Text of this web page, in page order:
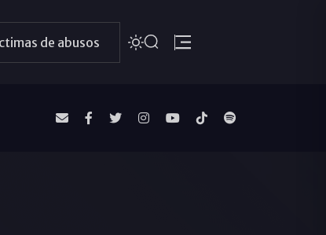
de abusos